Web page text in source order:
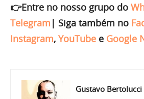
👉Entre no nosso grupo do
Telegram | Siga também no
Instagram, YouTube e Google
Gustavo Bertolucci